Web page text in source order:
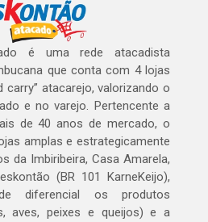
é uma rede atacadista
que conta com 4 lojas
atacarejo, valorizando o
e no varejo. Pertencente a
de 40 anos de mercado, o
amplas e estrategicamente
da Imbiribeira, Casa Amarela,
(BR 101 KarneKeijo),
diferencial os produtos
aves, peixes e queijos) e a